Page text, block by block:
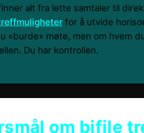
alt fra lette samtaler til
for å utvide
«burde» møte, men om hvem
Du har kontrollen.
om bifile